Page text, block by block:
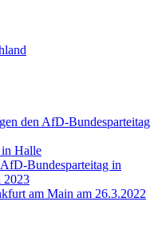
den AfD-Bundesparteitag
in Halle
Bundesparteitag in
2023
am Main am 26.3.2022